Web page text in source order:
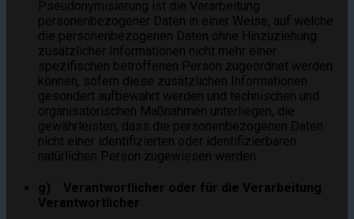
Pseudonymisierung ist die Verarbeitung
personenbezogener Daten in einer Weise, auf welche
die personenbezogenen Daten ohne Hinzuziehung
zusätzlicher Informationen nicht mehr einer
spezifischen betroffenen Person zugeordnet werden
können, sofern diese zusätzlichen Informationen
gesondert aufbewahrt werden und technischen und
organisatorischen Maßnahmen unterliegen, die
gewährleisten, dass die personenbezogenen Daten
nicht einer identifizierten oder identifizierbaren
natürlichen Person zugewiesen werden.
g) Verantwortlicher oder für die Verarbeitung
Verantwortlicher